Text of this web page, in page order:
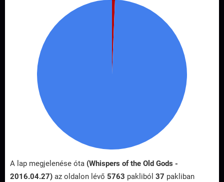
A lap megjelenése óta (Whispers of the Old Gods -
2016.04.27) az oldalon lévő 5763 pakliból 37 pakliban